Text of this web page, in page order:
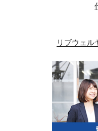
リブウェ